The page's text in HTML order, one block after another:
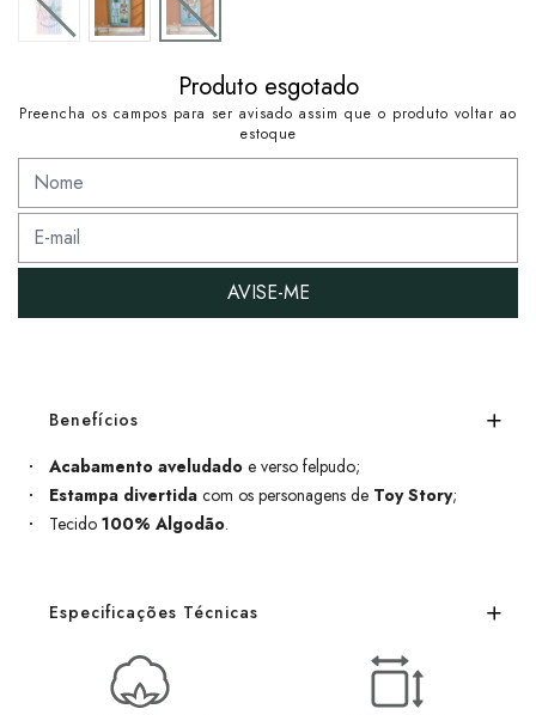
Produto esgotado
Preencha os campos para ser avisado assim que o produto voltar ao
estoque
AVISE-ME
Benefícios
Acabamento aveludado e verso felpudo;
Estampa divertida com os personagens de Toy Story;
Tecido 100% Algodão.
Especificações Técnicas